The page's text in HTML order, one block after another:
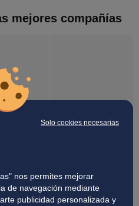
Solo cookies necesarias
nos permites mejorar
de navegación mediante
publicidad personalizada y
mejores compañías